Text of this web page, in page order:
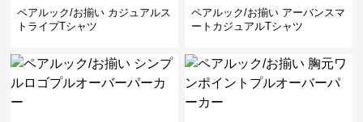
ペアルック/お揃い カジュアルス
トライプTシャツ
ペアルック/お揃い アーバンスマ
ートカジュアルTシャツ